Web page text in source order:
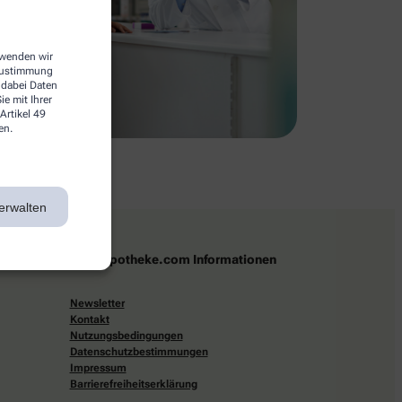
wir
Daten
mit Ihrer
49
apotheke.com Informationen
Newsletter
Kontakt
Nutzungsbedingungen
Datenschutzbestimmungen
Impressum
Barrierefreiheitserklärung